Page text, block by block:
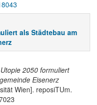
als Städtebau am
2050 formuliert
Eisenerz
Wien]. reposiTUm.